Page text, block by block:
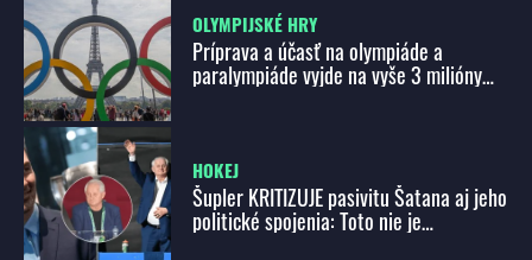
OLYMPIJSKÉ HRY
Príprava a účasť na olympiáde a
paralympiáde vyjde na vyše 3 milióny
HOKEJ
Šupler KRITIZUJE pasivitu Šatana aj jeho
politické spojenia: Toto nie je